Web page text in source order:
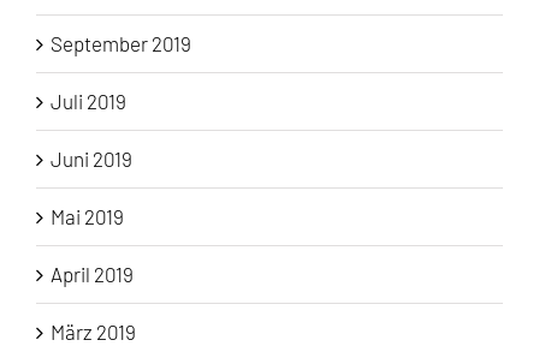
September 2019
Juli 2019
Juni 2019
Mai 2019
April 2019
März 2019